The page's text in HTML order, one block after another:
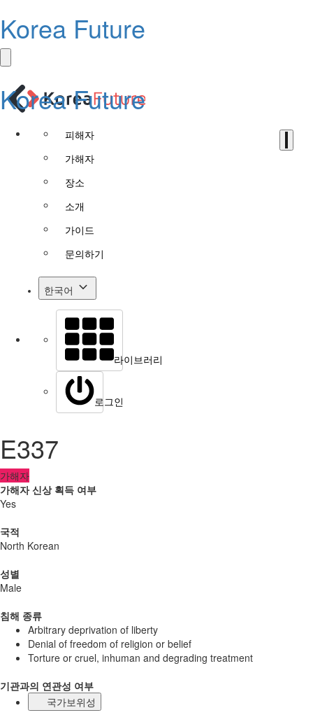
Korea Future
Korea Future
피해자
가해자
장소
소개
가이드
문의하기
한국어
라이브러리
로그인
E337
가해자
가해자 신상 획득 여부
Yes
국적
North Korean
성별
Male
침해 종류
Arbitrary deprivation of liberty
Denial of freedom of religion or belief
Torture or cruel, inhuman and degrading treatment
기관과의 연관성 여부
국가보위성